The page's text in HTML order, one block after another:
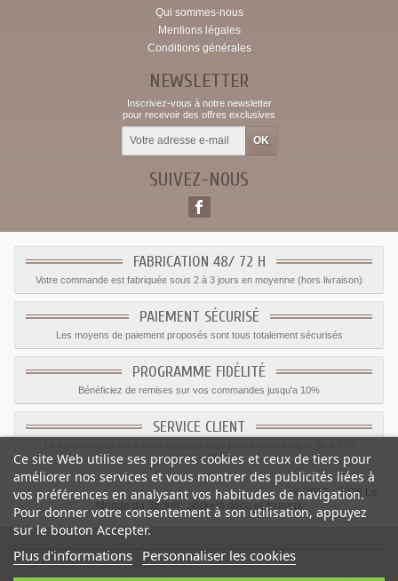
Qui sommes-nous
Mentions légales
Conditions générales
NEWSLETTER
Inscrivez-vous à notre newsletter
pour recevoir des offres exclusives
SUIVEZ-NOUS
FABRICATION 48/ 72 H
Votre commande est fabriquée sous 2 à 3 jours en moyenne (hors livraison)
PAIEMENT SÉCURISÉ
Les moyens de paiement proposés sont tous totalement sécurisés
PROGRAMME FIDÉLITÉ
Bénéficiez de remises sur vos commandes jusqu'a 10%
SERVICE CLIENT
09.82.28.47.69.
© 2012 - 2026 Le
Monde du Sticker :
stickers déco et muraux
Ce site Web utilise ses propres cookies et ceux de tiers pour
améliorer nos services et vous montrer des publicités liées à
vos préférences en analysant vos habitudes de navigation.
Pour donner votre consentement à son utilisation, appuyez
sur le bouton Accepter.
Plus d'informations Personnaliser les cookies